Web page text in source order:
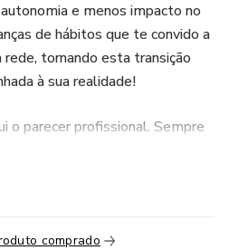
e menos impacto no
de hábitos que te convido a
tornando esta transição
à sua realidade!
o parecer profissional. Sempre
comprado